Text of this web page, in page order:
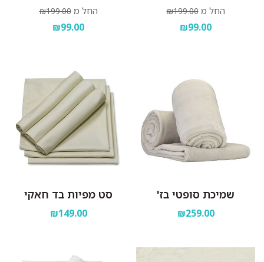
החל מ ₪199.00
₪99.00
החל מ ₪199.00
₪99.00
שמיכת סופטי בז'
₪259.00
סט מפיות בד חאקי
₪149.00